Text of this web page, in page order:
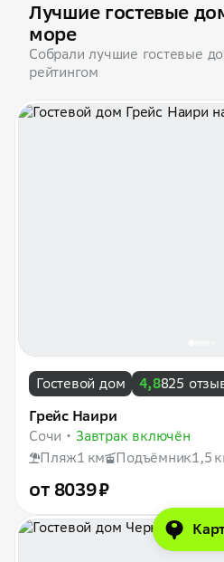
Лучшие гостевые
море
Собрали лучшие гостевые
рейтингом
Гостевой дом 4,8825
Грейс Наири
Сочи
Завтрак включён
Пляж1 км Подъёмник1,5
от 8039 ₽